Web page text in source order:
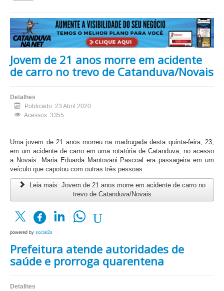
Home Cidade Cultura Economia Educação
Esportes Eventos Filmes em Cartaz Região
Política Saúde Tecnologia Cinema / Série / TV
Nacional / Mundo Vida / Estilo Artigo / Coluna
Jovem de 21 anos morre em acidente
de carro no trevo de Catanduva/Novais
Detalhes
Publicado: 23 Abril 2020
Acessos: 3355
Uma jovem de 21 anos morreu na madrugada desta quinta-feira, 23,
em um acidente de carro em uma rotatória de Catanduva, no acesso
a Novais. Maria Eduarda Mantovani Pascoal era passageira em um
veículo que capotou com outras três pessoas.
Leia mais: Jovem de 21 anos morre em acidente de carro no
trevo de Catanduva/Novais
powered by social2s
Prefeitura atende autoridades de
saúde e prorroga quarentena
Detalhes